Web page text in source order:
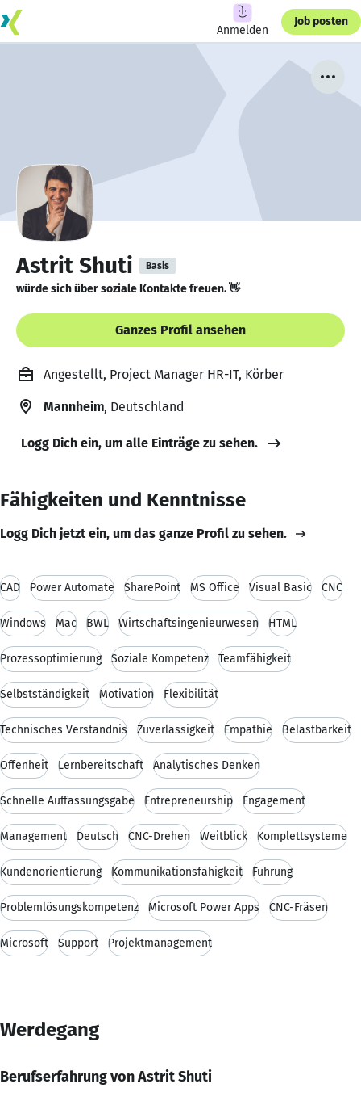
Anmelden
Job posten
Astrit Shuti Basis
würde sich über soziale Kontakte freuen. 👋
Ganzes Profil ansehen
Angestellt, Project Manager HR-IT, Körber
Mannheim, Deutschland
Logg Dich ein, um alle Einträge zu sehen.
Fähigkeiten und Kenntnisse
Logg Dich jetzt ein, um das ganze Profil zu sehen.
CAD Power Automate SharePoint MS Office Visual Basic CNC
Windows Mac BWL Wirtschaftsingenieurwesen HTML
Prozessoptimierung Soziale Kompetenz Teamfähigkeit
Selbstständigkeit Motivation Flexibilität
Technisches Verständnis Zuverlässigkeit Empathie Belastbarkeit
Offenheit Lernbereitschaft Analytisches Denken
Schnelle Auffassungsgabe Entrepreneurship Engagement
Management Deutsch CNC-Drehen Weitblick Komplettsysteme
Kundenorientierung Kommunikationsfähigkeit Führung
Problemlösungskompetenz Microsoft Power Apps CNC-Fräsen
Microsoft Support Projektmanagement
Werdegang
Berufserfahrung von Astrit Shuti